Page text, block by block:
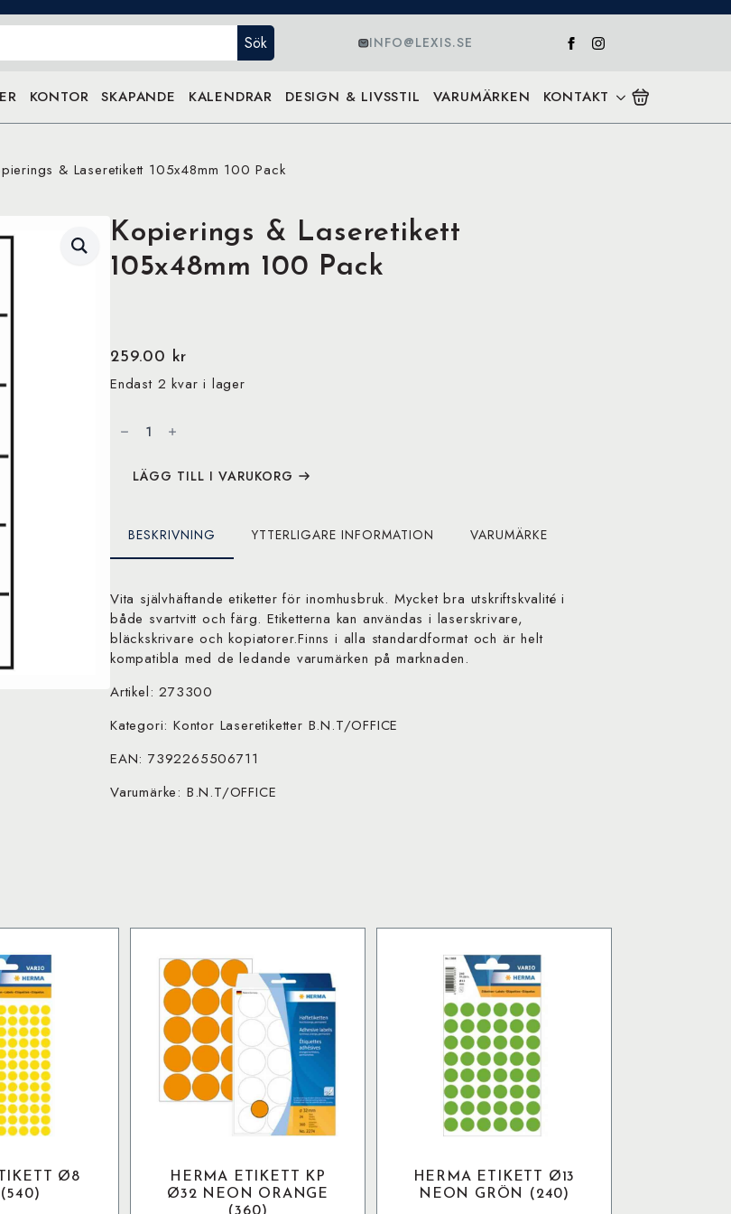
Sök INFO@LEXIS.SE
KONTOR SKAPANDE KALENDRAR DESIGN & LIVSSTIL VARUMÄRKEN KONTAKT
& Laseretikett 105x48mm 100 Pack
Kopierings & Laseretikett
105x48mm 100 Pack
259.00 kr
Endast 2 kvar i lager
Laseretikett
PackLÄGG TILL I VARUKORG
BESKRIVNING YTTERLIGARE INFORMATION VARUMÄRKE
Vita självhäftande etiketter för inomhusbruk. Mycket bra utskriftskvalité i
både svartvitt och färg. Etiketterna kan användas i laserskrivare,
bläckskrivare och kopiatorer.Finns i alla standardformat och är helt
kompatibla med de ledande varumärken på marknaden.
Artikel: 273300
Kategori: Kontor Laseretiketter B.N.T/OFFICE
EAN: 7392265506711
Varumärke: B.N.T/OFFICE
Ø8
HERMA ETIKETT KP
Ø32 NEON ORANGE
HERMA ETIKETT Ø13
NEON GRÖN (240)